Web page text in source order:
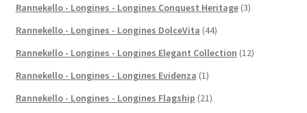
Rannekello - Longines - Longines Conquest Heritage (3)
Rannekello - Longines - Longines DolceVita (44)
Rannekello - Longines - Longines Elegant Collection (12)
Rannekello - Longines - Longines Evidenza (1)
Rannekello - Longines - Longines Flagship (21)